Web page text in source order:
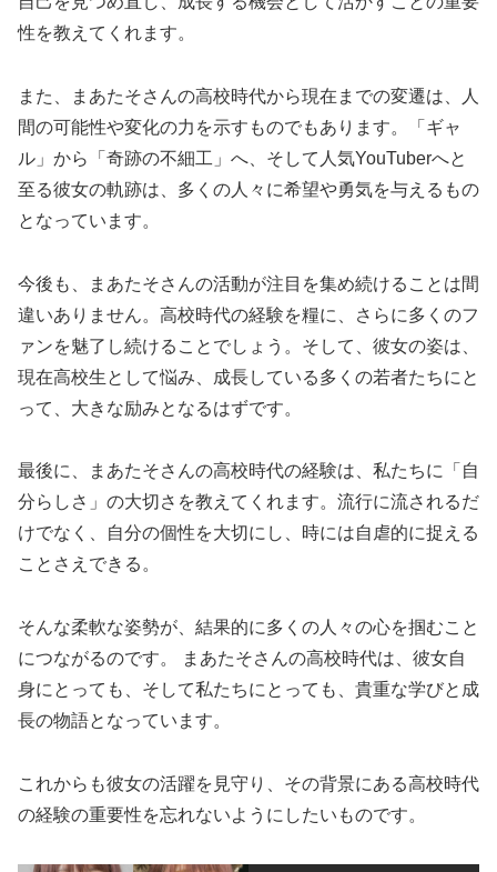
性を教えてくれます。
また、まあたそさんの高校時代から現在までの変遷は、人
間の可能性や変化の力を示すものでもあります。「ギャ
ル」から「奇跡の不細工」へ、そして人気YouTuberへと
至る彼女の軌跡は、多くの人々に希望や勇気を与えるもの
となっています。
今後も、まあたそさんの活動が注目を集め続けることは間
違いありません。高校時代の経験を糧に、さらに多くのフ
ァンを魅了し続けることでしょう。そして、彼女の姿は、
現在高校生として悩み、成長している多くの若者たちにと
って、大きな励みとなるはずです。
最後に、まあたそさんの高校時代の経験は、私たちに「自
分らしさ」の大切さを教えてくれます。流行に流されるだ
けでなく、自分の個性を大切にし、時には自虐的に捉える
ことさえできる。
そんな柔軟な姿勢が、結果的に多くの人々の心を掴むこと
につながるのです。 まあたそさんの高校時代は、彼女自
身にとっても、そして私たちにとっても、貴重な学びと成
長の物語となっています。
これからも彼女の活躍を見守り、その背景にある高校時代
の経験の重要性を忘れないようにしたいものです。